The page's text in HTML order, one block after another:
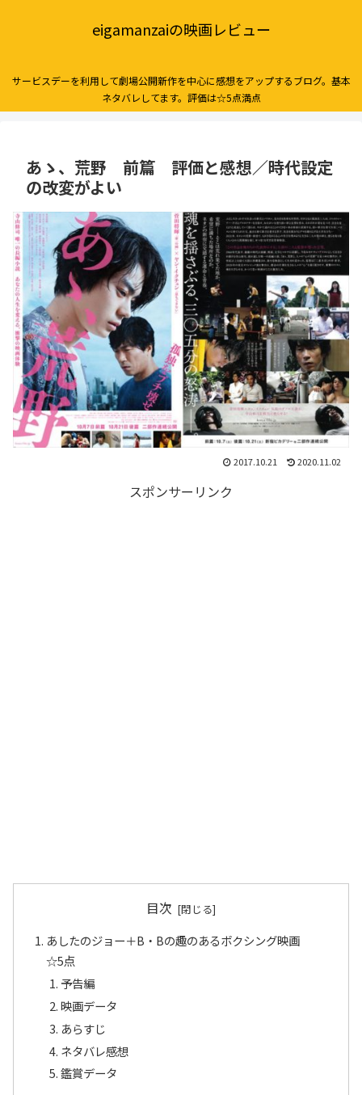
eigamanzaiの映画レビュー
サービスデーを利用して劇場公開新作を中心に感想をアップするブログ。基本
ネタバレしてます。評価は☆5点満点
あゝ、荒野 前篇 評価と感想／時代設定
の改変がよい
2017.10.21 2020.11.02
スポンサーリンク
目次
あしたのジョー＋B・Bの趣のあるボクシング映画
☆5点
予告編
映画データ
あらすじ
ネタバレ感想
鑑賞データ